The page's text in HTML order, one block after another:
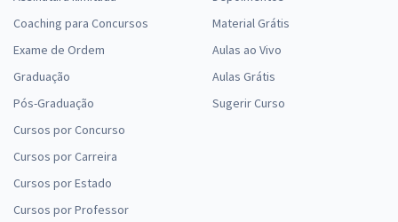
Coaching para Concursos
Exame de Ordem
Graduação
Pós-Graduação
Cursos por Concurso
Cursos por Carreira
Cursos por Estado
Cursos por Professor
Material Grátis
Aulas ao Vivo
Aulas Grátis
Sugerir Curso